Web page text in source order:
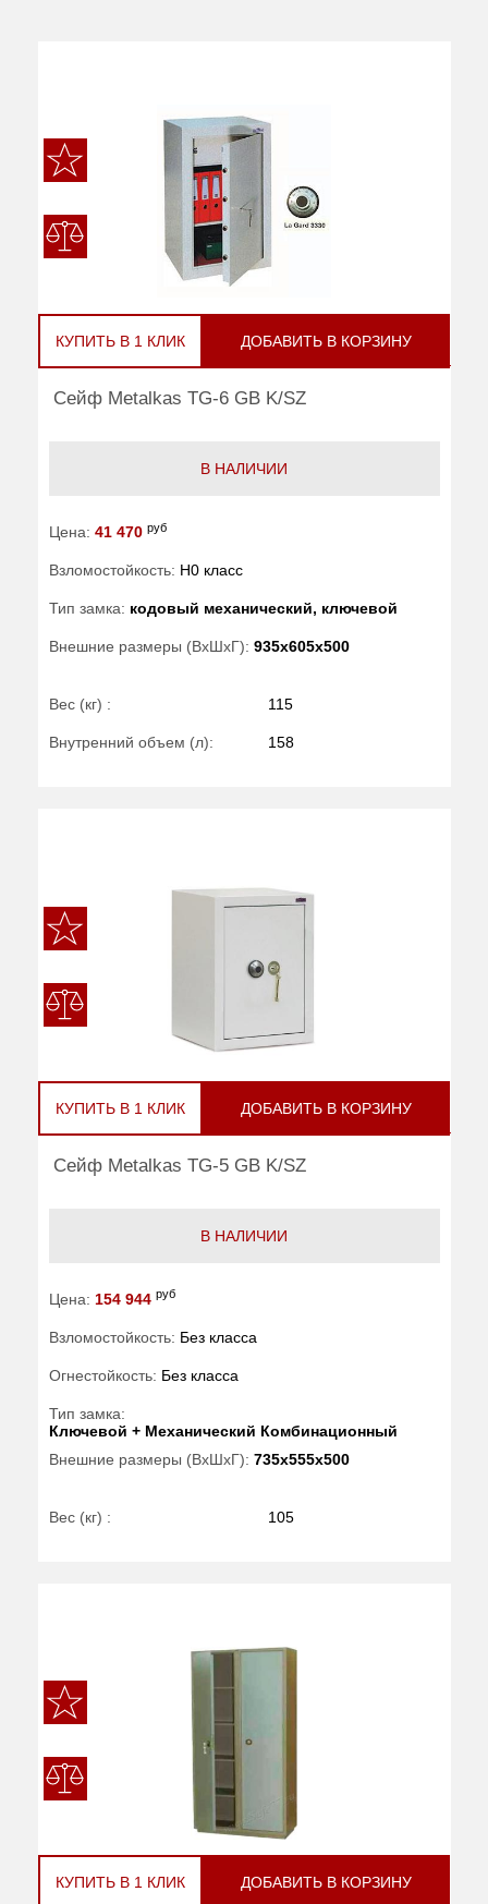
КУПИТЬ В 1 КЛИК ДОБАВИТЬ В КОРЗИНУ
Сейф Metalkas TG-6 GB K/SZ
В НАЛИЧИИ
Цена: 41 470 руб
Взломостойкость: H0 класс
Тип замка: кодовый механический, ключевой
Внешние размеры (ВхШхГ): 935x605x500
Вес (кг) : 115
Внутренний объем (л): 158
КУПИТЬ В 1 КЛИК ДОБАВИТЬ В КОРЗИНУ
Сейф Metalkas TG-5 GB K/SZ
В НАЛИЧИИ
Цена: 154 944 руб
Взломостойкость: Без класса
Огнестойкость: Без класса
Тип замка:
Ключевой + Механический Комбинационный
Внешние размеры (ВхШхГ): 735x555x500
Вес (кг) : 105
КУПИТЬ В 1 КЛИК ДОБАВИТЬ В КОРЗИНУ